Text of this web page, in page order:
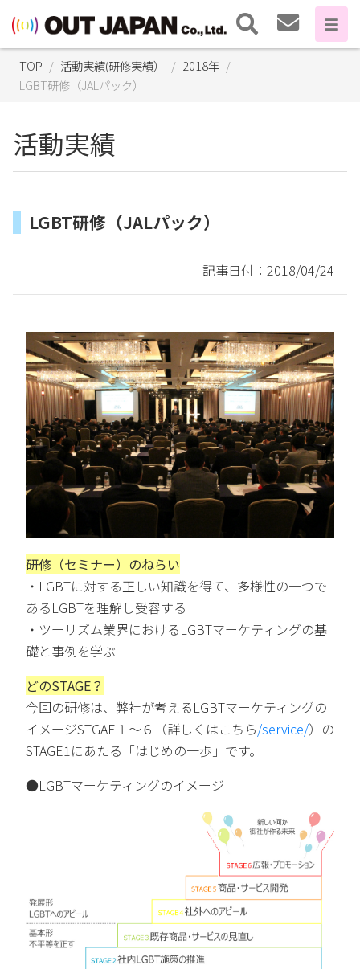
TOP 活動実績(研修実績）
2018年
LGBT研修（JALパック）
活動実績
LGBT研修（JALパック）
記事日付：2018/04/24
研修（セミナー）のねらい
・LGBTに対する正しい知識を得て、多様性の一つで
あるLGBTを理解し受容する
・ツーリズム業界におけるLGBTマーケティングの基
礎と事例を学ぶ
どのSTAGE？
今回の研修は、 弊社が考えるLGBTマーケティングの
イメージSTGAE１～６
（詳しくはこちら/service/）の
STAGE1にあたる「はじめの一歩」です。
●LGBTマーケティングのイメージ